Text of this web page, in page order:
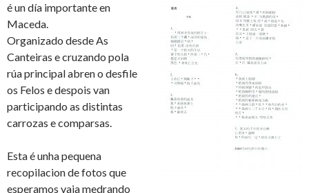
é un día importante en
Maceda.
Organizado desde As
Canteiras e cruzando pola
rúa principal abren o desfile
os Felos e despois van
participando as distintas
carrozas e comparsas.
Esta é unha pequena
recopilacion de fotos que
esperamos vaia medrando